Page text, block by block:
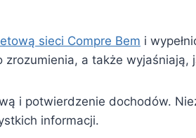
sieci Compre Bem i
a także wyjaśniają,
i potwierdzenie dochodów.
informacji.